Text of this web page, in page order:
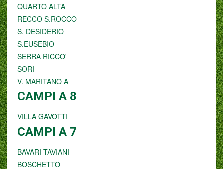
QUARTO ALTA
RECCO S.ROCCO
S. DESIDERIO
S.EUSEBIO
SERRA RICCO'
SORI
V. MARITANO A
CAMPI A 8
VILLA GAVOTTI
CAMPI A 7
BAVARI TAVIANI
BOSCHETTO